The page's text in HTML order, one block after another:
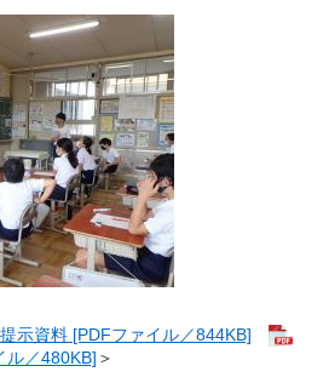
提示資料 [PDFファイル／844KB]
ル／480KB] ＞